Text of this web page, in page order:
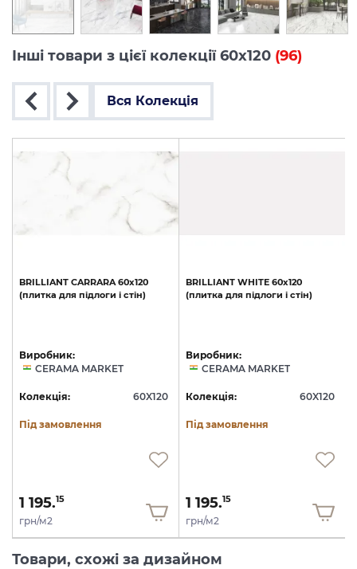
Інші товари з цієї колекції 60x120 (96)
Вся Колекція
BRILLIANT CARRARA 60х120
(плитка для підлоги і стін)
Виробник:
CERAMA MARKET
Колекція: 60X120
Під замовлення
1 195.15
грн/м2
BRILLIANT WHITE 60х120
(плитка для підлоги і стін)
Виробник:
CERAMA MARKET
Колекція: 60X120
Під замовлення
1 195.15
грн/м2
Товари, схожі за дизайном